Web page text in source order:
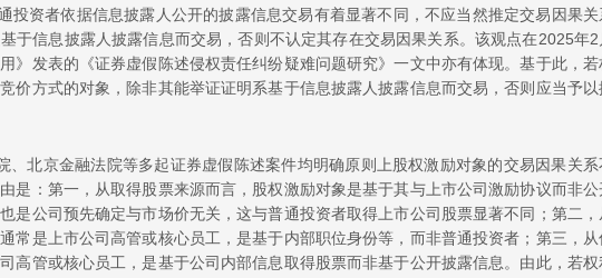
投资者依据信息披露人公开的披露信息交易有着显著不同，不应当然推定交易因果关
于信息披露人披露信息而交易，否则不认定其存在交易因果关系。该观点在2025年2
》发表的《证券虚假陈述侵权责任纠纷疑难问题研究》一文中亦有体现。基于此，若
价方式的对象，除非其能举证证明系基于信息披露人披露信息而交易，否则应当予以
、北京金融法院等多起证券虚假陈述案件均明确原则上股权激励对象的交易因果关系
是：第一，从取得股票来源而言，股权激励对象是基于其与上市公司激励协议而非公
是公司预先确定与市场价无关，这与普通投资者取得上市公司股票显著不同；第二，
常是上市公司高管或核心员工，是基于内部职位身份等，而非普通投资者；第三，从
高管或核心员工，是基于公司内部信息取得股票而非基于公开披露信息。由此，若权